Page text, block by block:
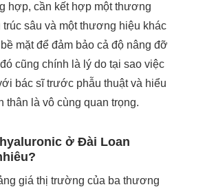
hợp, cần kết hợp một thương
trúc sâu và một thương hiệu khác
mặt để đảm bảo cả độ nâng đỡ
cũng chính là lý do tại sao việc
bác sĩ trước phẫu thuật và hiểu
thân là vô cùng quan trọng.
ở Đài Loan
giá thị trường của ba thương